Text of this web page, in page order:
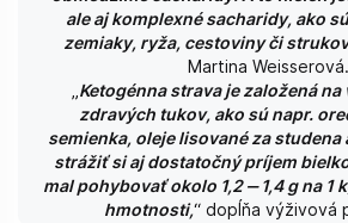
ale aj komplexné sacharidy, ako
zemiaky, ryža, cestoviny či
Martina Weisserová.
„Ketogénna strava je založená
zdravých tukov, ako sú napr.
semienka, oleje lisované za studena
strážiť si aj dostatočný príjem
mal pohybovať okolo 1,2 ‒ 1,4 g na 1
hmotnosti,“ dopĺňa výživová